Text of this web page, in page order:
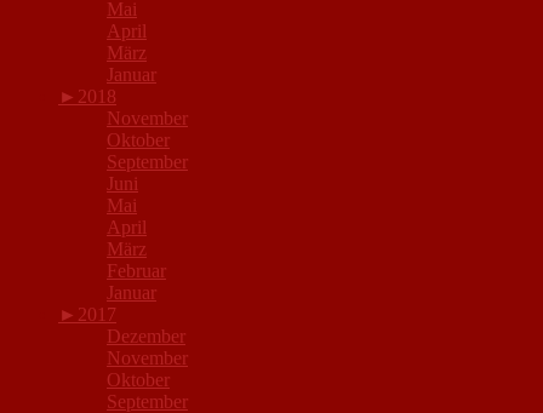
Mai
April
März
Januar
► 2018
November
Oktober
September
Juni
Mai
April
März
Februar
Januar
► 2017
Dezember
November
Oktober
September